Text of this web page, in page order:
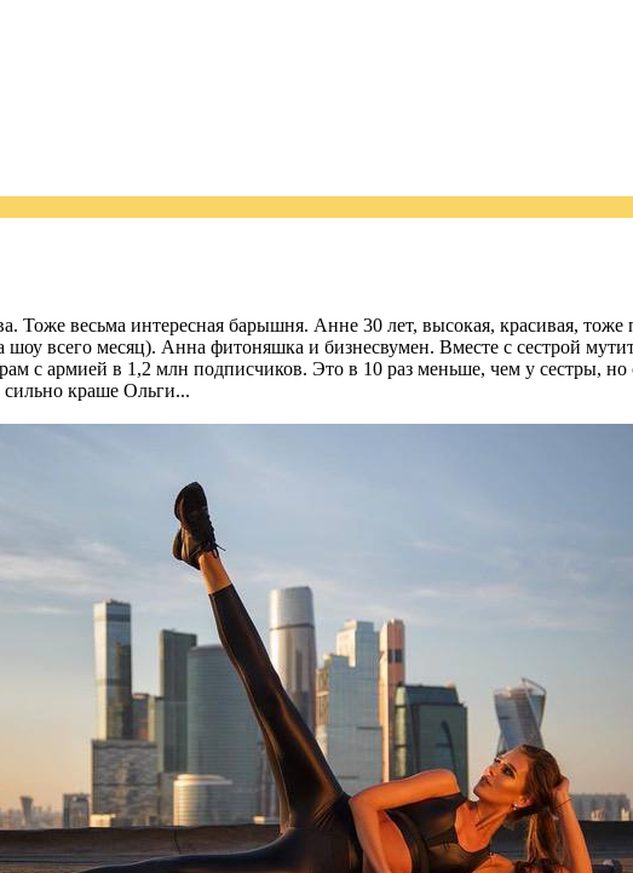
Тоже весьма интересная барышня. Анне 30 лет, высокая, красивая,
всего месяц). Анна фитоняшка и бизнесвумен. Вместе с сестрой
с армией в 1,2 млн подписчиков. Это в 10 раз меньше, чем у сестры, но
краше Ольги...